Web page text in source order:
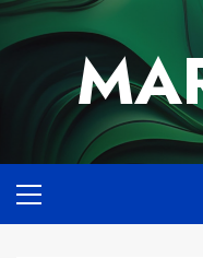
Skip
to
меню